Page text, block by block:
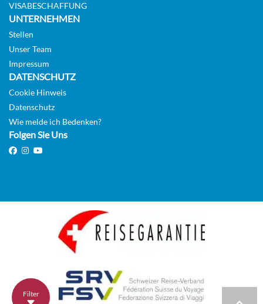
Filter
VISABESCHAFFUNG
UNTERNEHMEN
Stellen
Unser Team
Impressum
DATENSCHUTZ
Cookie Hinweis
Datenschutz
Wie melde ich Bedenken?
Folgen Sie Uns